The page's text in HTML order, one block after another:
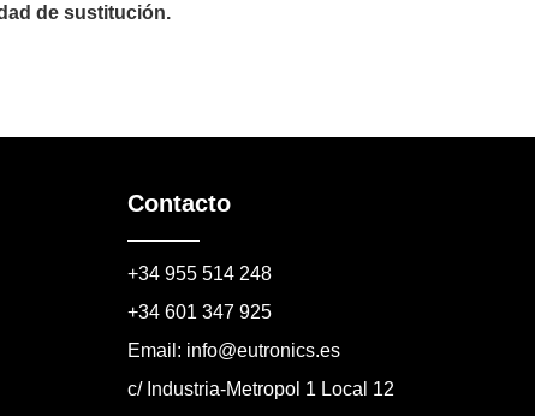
de sustitución.
Contacto
+34 955 514 248
+34 601 347 925
Email: info@eutronics.es
c/ Industria-Metropol 1 Local 12